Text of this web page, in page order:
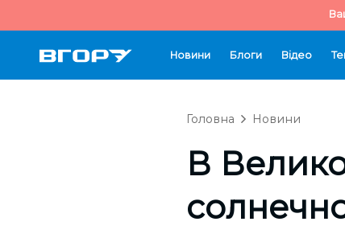
Новини Блоги Відео
Головна Новини
В